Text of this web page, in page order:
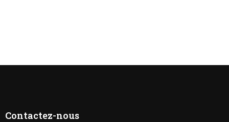
Contactez-nous